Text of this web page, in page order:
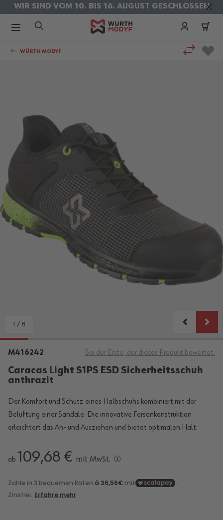
KOSTENLOSER VERSAND IM AUGUST
WIR SIND VOM 10. BIS 16. AUGUST GESCHLOSSEN
WÜRTH MODYF
1 / 8
M416242 Sei der Erste, der dieses Produkt bewertet.
Caracas Light S1PS ESD Sicherheitsschuh
anthrazit
Der Komfort und Schutz eines Halbschuhs kombiniert mit der
Belüftung einer Sandale. Die innovative Fersenkonstruktion
erleichtert das An- und Ausziehen und bietet optimalen Halt.
ab 109,68 € mit MwSt.